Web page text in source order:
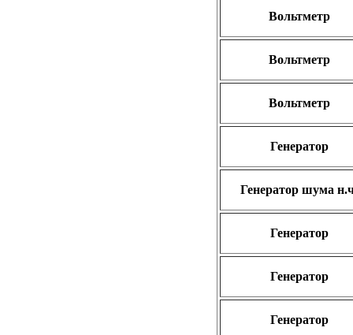
Вольтметр
Вольтметр
Вольтметр
Генератор
Генератор шума
Генератор
Генератор
Генератор